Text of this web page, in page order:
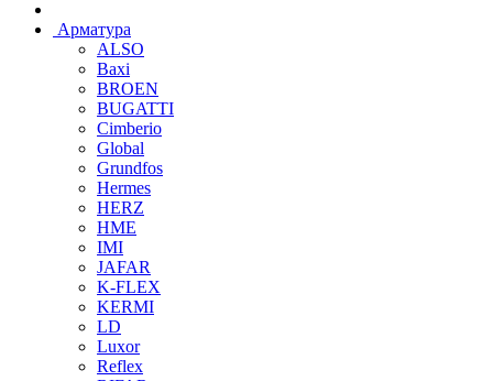
Арматура
ALSO
Baxi
BROEN
BUGATTI
Cimberio
Global
Grundfos
Hermes
HERZ
HME
IMI
JAFAR
K-FLEX
KERMI
LD
Luxor
Reflex